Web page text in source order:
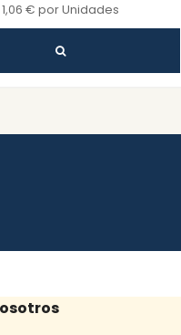
1,06 € por Unidades